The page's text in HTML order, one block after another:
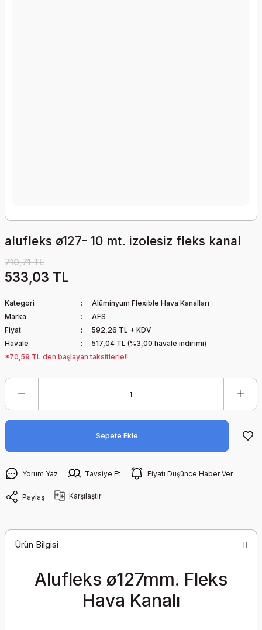
alufleks ø127- 10 mt. izolesiz fleks kanal
710,71 TL
533,03 TL
Kategori
Alüminyum Flexible Hava Kanalları
Marka
AFS
Fiyat
592,26 TL + KDV
Havale
517,04 TL (%3,00 havale indirimi)
*70,59 TL den başlayan taksitlerle!!
Sepete Ekle
Yorum Yaz Tavsiye Et Fiyatı Düşünce Haber Ver
Paylaş Karşılaştır
Ürün Bilgisi
Alufleks ø127mm. Fleks
Hava Kanalı